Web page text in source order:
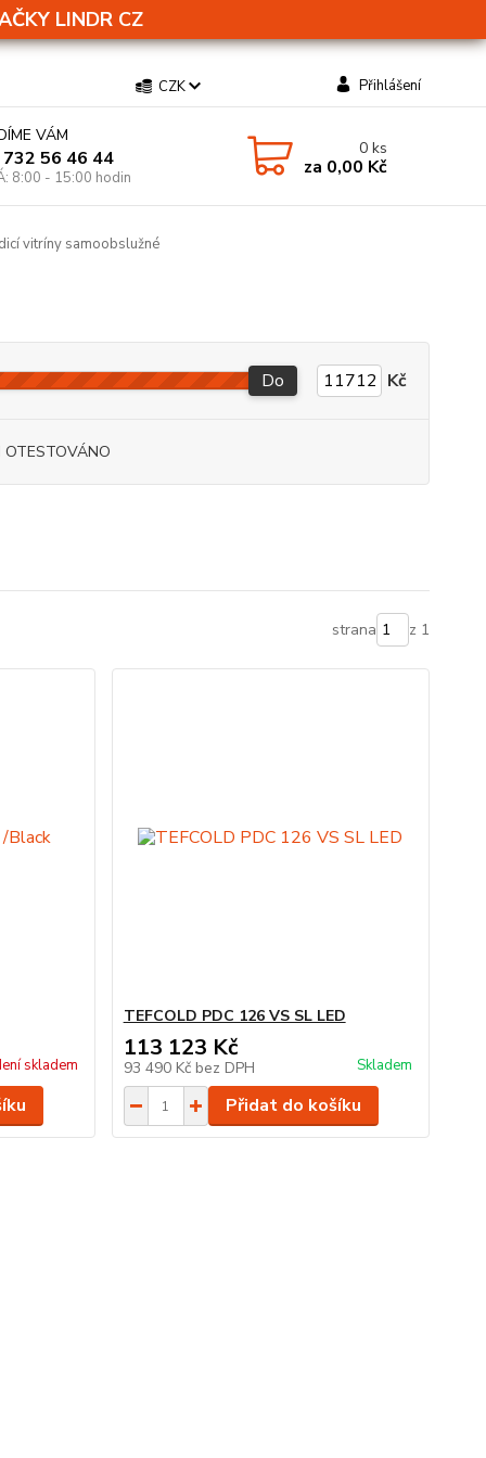
LINDR CZ
CZK Přihlášení
VÁM
56 46 44
8:00 - 15:00 hodin
0ks
za 0,00 Kč
vitríny samoobslužné
Do Kč
OTESTOVÁNO
strana z 1
skladem
TEFCOLD PDC 126 VS SL LED
113 123 Kč
93 490 Kč bez DPH Skladem
Přidat do košíku